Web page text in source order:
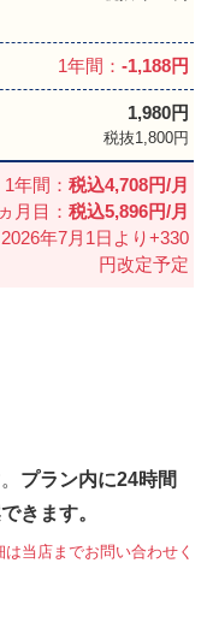
1年間： 税込4,708円/月
月目： 税込5,896円/月
年7月1日より+330
円改定予定
1年間： -1,188円
1,980円
税抜1,800円
プラン内に24時間
きます。
当店までお問い合わせく